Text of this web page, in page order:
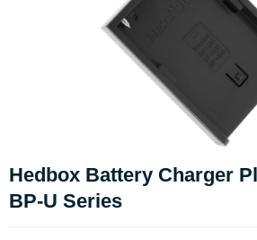
Hedbox Battery Charger
BP-U Series